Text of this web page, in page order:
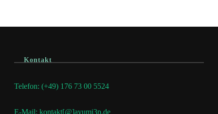
Kontakt
Telefon: (+49) 176 73 00 5524
E-Mail: kontakt[@]ayumi3p.de